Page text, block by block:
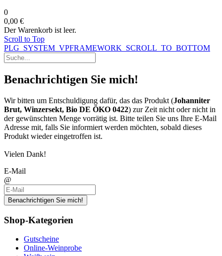
0
0,00 €
Der Warenkorb ist leer.
Scroll to Top
PLG_SYSTEM_VPFRAMEWORK_SCROLL_TO_BOTTOM
Benachrichtigen Sie mich!
Wir bitten um Entschuldigung dafür, das das Produkt (Johanniter
Brut, Winzersekt, Bio DE ÖKO 0422) zur Zeit nicht oder nicht in
der gewünschten Menge vorrätig ist. Bitte teilen Sie uns Ihre E-Mail
Adresse mit, falls Sie informiert werden möchten, sobald dieses
Produkt wieder eingetroffen ist.
Vielen Dank!
E-Mail
@
Benachrichtigen Sie mich!
Shop-Kategorien
Gutscheine
Online-Weinprobe